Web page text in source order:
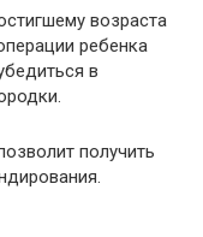
возраста
ребенка
в
получить